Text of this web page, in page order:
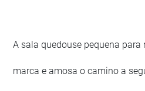
A sala quedouse pequena para
marca e amosa o camino a